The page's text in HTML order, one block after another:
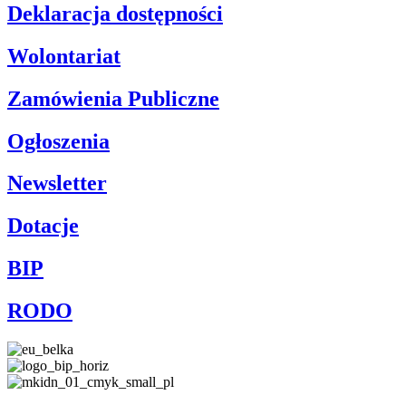
Deklaracja dostępności
Wolontariat
Zamówienia Publiczne
Ogłoszenia
Newsletter
Dotacje
BIP
RODO